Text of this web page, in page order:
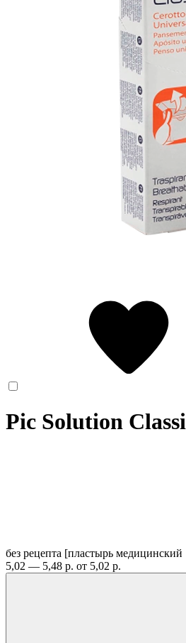
Pic Solution
без рецепта [пластырь
5,02 — 5,48 р. от 5,02 р.